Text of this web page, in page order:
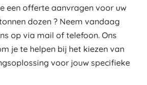
een offerte aanvragen voor uw
dozen ? Neem vandaag
op via mail of telefoon. Ons
je te helpen bij het kiezen van
voor jouw specifieke